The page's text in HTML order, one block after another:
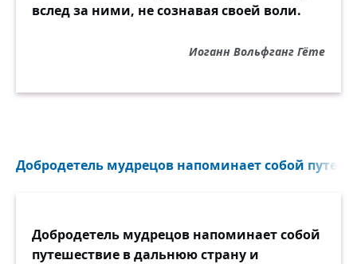
вслед за ними, не сознавая своей воли.
Иоганн Вольфганг Гёте
Добродетель мудрецов напоминает собой
Добродетель мудрецов напоминает собой
путешествие в дальнюю страну и